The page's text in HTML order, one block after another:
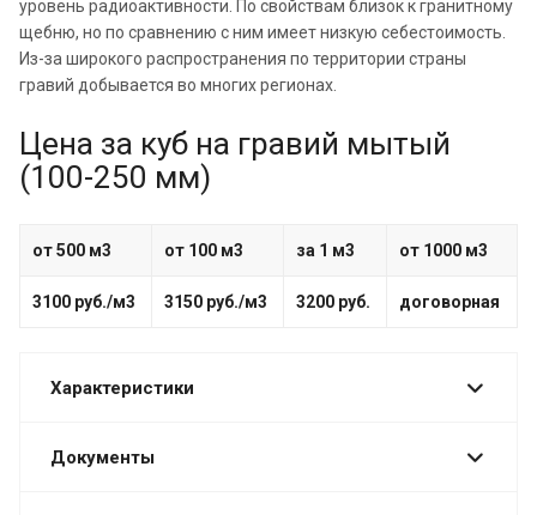
уровень радиоактивности. По свойствам близок к гранитному
щебню, но по сравнению с ним имеет низкую себестоимость.
Из-за широкого распространения по территории страны
гравий добывается во многих регионах.
Цена за куб на гравий мытый
(100-250 мм)
от 500 м3 от 100 м3 за 1 м3 от 1000 м3
3100 руб./м3 3150 руб./м3 3200 руб. договорная
Характеристики
Документы